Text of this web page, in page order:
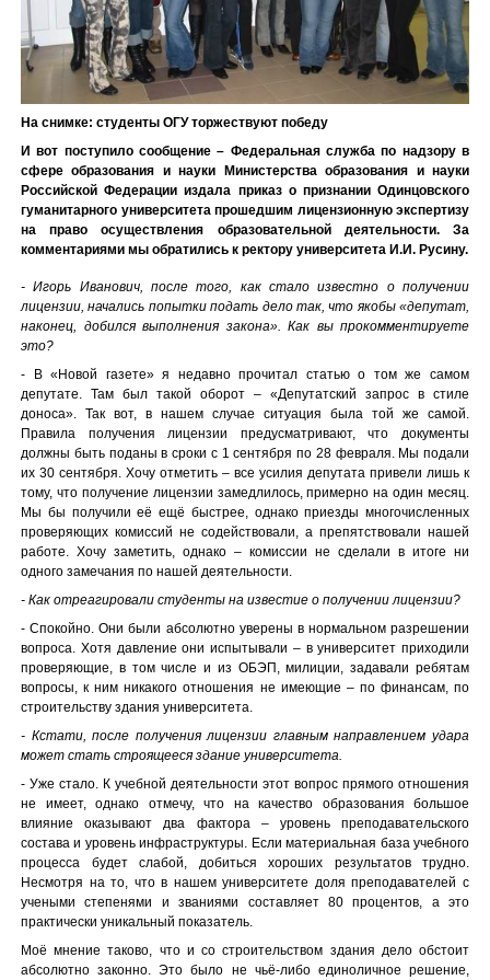
На снимке: студенты ОГУ торжествуют победу
И вот поступило сообщение – Федеральная служба по надзору в
сфере образования и науки Министерства образования и науки
Российской Федерации издала приказ о признании Одинцовского
гуманитарного университета прошедшим лицензионную экспертизу
на право осуществления образовательной деятельности. За
комментариями мы обратились к ректору университета И.И. Русину.
- Игорь Иванович, после того, как стало известно о получении
лицензии, начались попытки подать дело так, что якобы «депутат,
наконец, добился выполнения закона». Как вы прокомментируете
это?
- В «Новой газете» я недавно прочитал статью о том же самом
депутате. Там был такой оборот – «Депутатский запрос в стиле
доноса». Так вот, в нашем случае ситуация была той же самой.
Правила получения лицензии предусматривают, что документы
должны быть поданы в сроки с 1 сентября по 28 февраля. Мы подали
их 30 сентября. Хочу отметить – все усилия депутата привели лишь к
тому, что получение лицензии замедлилось, примерно на один месяц.
Мы бы получили её ещё быстрее, однако приезды многочисленных
проверяющих комиссий не содействовали, а препятствовали нашей
работе. Хочу заметить, однако – комиссии не сделали в итоге ни
одного замечания по нашей деятельности.
- Как отреагировали студенты на известие о получении лицензии?
- Спокойно. Они были абсолютно уверены в нормальном разрешении
вопроса. Хотя давление они испытывали – в университет приходили
проверяющие, в том числе и из ОБЭП, милиции, задавали ребятам
вопросы, к ним никакого отношения не имеющие – по финансам, по
строительству здания университета.
- Кстати, после получения лицензии главным направлением удара
может стать строящееся здание университета.
- Уже стало. К учебной деятельности этот вопрос прямого отношения
не имеет, однако отмечу, что на качество образования большое
влияние оказывают два фактора – уровень преподавательского
состава и уровень инфраструктуры. Если материальная база учебного
процесса будет слабой, добиться хороших результатов трудно.
Несмотря на то, что в нашем университете доля преподавателей с
учеными степенями и званиями составляет 80 процентов, а это
практически уникальный показатель.
Моё мнение таково, что и со строительством здания дело обстоит
абсолютно законно. Это было не чьё-либо единоличное решение,